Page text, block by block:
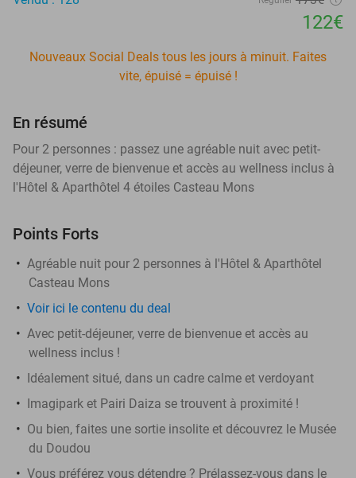
122€
Nouveaux Social Deals tous les jours à minuit. Faites
vite, épuisé = épuisé !
En résumé
Pour 2 personnes : passez une agréable nuit avec petit-
déjeuner, verre de bienvenue et accès au wellness inclus à
l'Hôtel & Aparthôtel 4 étoiles Casteau Mons
Points Forts
Agréable nuit pour 2 personnes à l'Hôtel & Aparthôtel
Casteau Mons
Voir ici le contenu du deal
Avec petit-déjeuner, verre de bienvenue et accès au
wellness inclus !
Idéalement situé, dans un cadre calme et verdoyant
Imagipark et Pairi Daiza se trouvent à proximité !
Ou bien, faites une sortie insolite et découvrez le Musée
du Doudou
Vous préférez vous détendre ? Prélassez-vous dans le